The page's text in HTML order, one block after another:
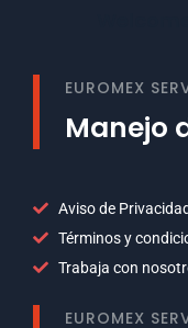
EUROMEX
Manejo
Aviso de
Términos y
Trabaja con
EUROMEX